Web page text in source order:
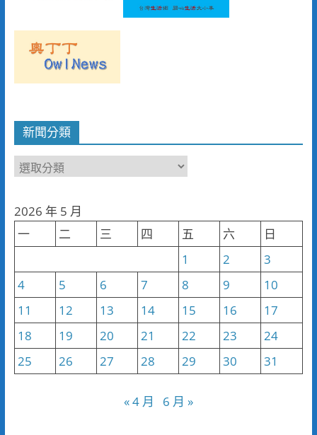
新聞分類
新
類
2026 年 5 月
一
二 三 四 五 六
日
1
2
3
4
5 6 7 8 9
10
11
12 13 14 15 16
17
18
19 20 21 22 23
24
25
26 27 28 29 30 31
« 4 月 6 月 »